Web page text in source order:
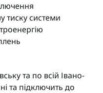
тиску системи
та по всій Івано-
та підключить до